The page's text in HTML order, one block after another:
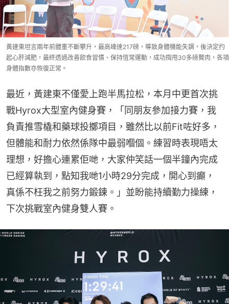
黃建東坦言兩年前體重不斷攀升，最高峰達217磅，導致身體機能失調，後決定扚
起心肝減肥，最終透過改善飲食習慣、保持恆常運動，成功揈甩30多磅贅肉，各項
身體指數亦恢復正常。
最近，黃建東不僅愛上跑半馬拉松，本月中更首次挑
戰Hyrox大型室內健身賽，「同朋友參加接力賽，我
負責推雪橇和藥球投擲項目，雖然比以前Fit咗好多，
但體能和耐力依然係隊中最弱嗰個。練習時表現唔太
理想，好擔心連累佢哋，大家仲笑話一個半鐘內完成
已經算執到，點知我哋1小時29分完成，開心到癲，
真係不枉我之前努力鍛鍊。」並盼能持續勤力操練，
下次挑戰室內健身雙人賽。